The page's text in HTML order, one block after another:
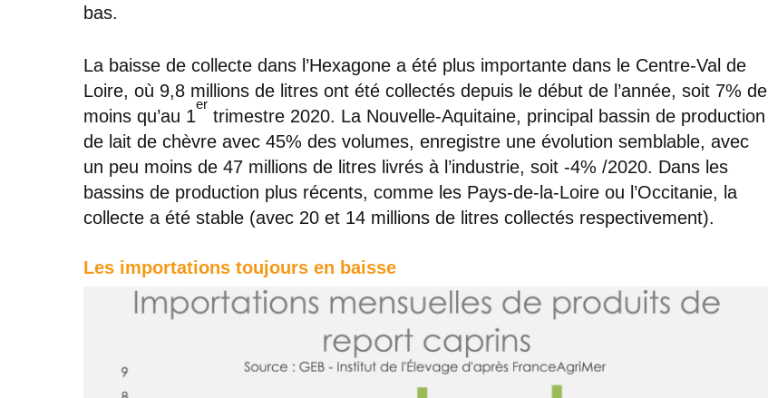
bas.
La baisse de collecte dans l’Hexagone a été plus importante dans le Centre-Val de
Loire, où 9,8 millions de litres ont été collectés depuis le début de l’année, soit 7% de
moins qu’au 1
er
trimestre 2020. La Nouvelle-Aquitaine, principal bassin de production
de lait de chèvre avec 45% des volumes, enregistre une évolution semblable, avec
un peu moins de 47 millions de litres livrés à l’industrie, soit -4% /2020. Dans les
bassins de production plus récents, comme les Pays-de-la-Loire ou l’Occitanie, la
collecte a été stable (avec 20 et 14 millions de litres collectés respectivement).
Les importations toujours en baisse